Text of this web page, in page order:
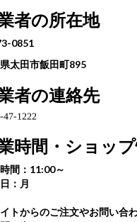
者の所在地
0851
太田市飯田町895
者の連絡先
時間・ショッ
間：11:00～
：月
トからのご注文やお問い合